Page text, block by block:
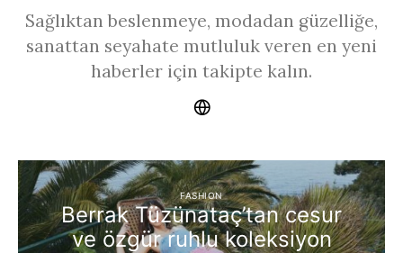
Sağlıktan beslenmeye, modadan güzelliğe,
sanattan seyahate mutluluk veren en yeni
haberler için takipte kalın.
FASHION
Berrak Tüzünataç’tan cesur
ve özgür ruhlu koleksiyon